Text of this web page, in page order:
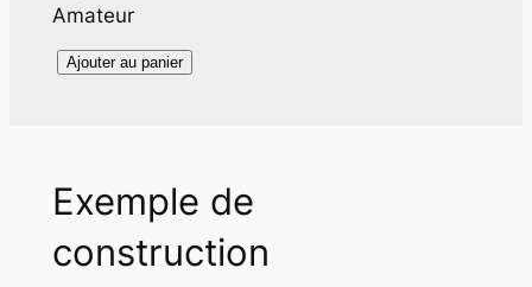
Amateur
quantité
construction
amateur
Ajouter au panier
Exemple de
construction